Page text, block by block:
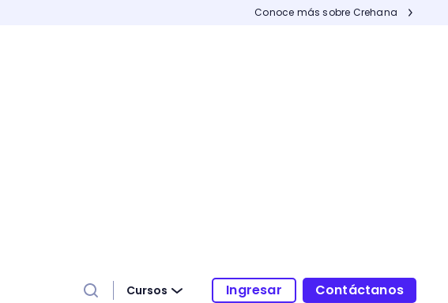
Conoce más sobre Crehana
Cursos Ingresar Contáctanos